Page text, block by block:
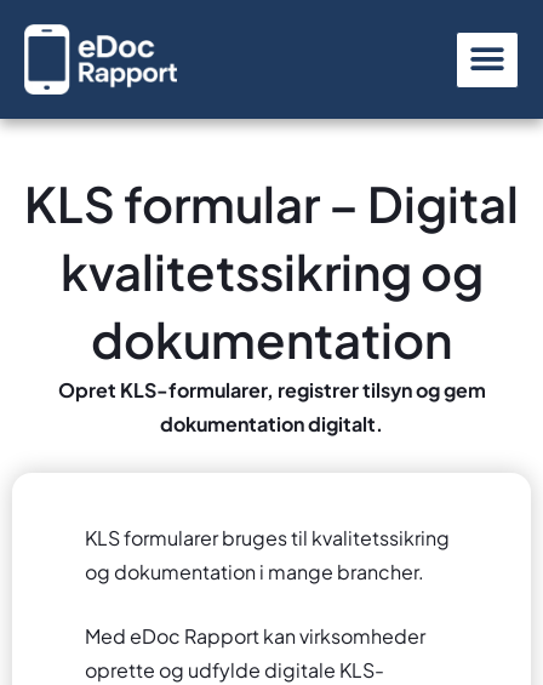
indholdet
KLS formular – Digital
kvalitetssikring og
dokumentation
Opret KLS-formularer, registrer tilsyn og gem
dokumentation digitalt.
KLS formularer bruges til kvalitetssikring
og dokumentation i mange brancher.
Med eDoc Rapport kan virksomheder
oprette og udfylde digitale KLS-